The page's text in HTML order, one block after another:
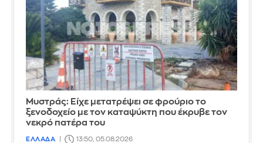
Mυστράς: Είχε μετατρέψει σε φρούριο το
ξενοδοχείο με τον καταψύκτη που έκρυβε τον
νεκρό πατέρα του
ΕΛΛΑΔΑ 13:50, 05.08.2026